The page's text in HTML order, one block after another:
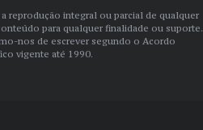
reprodução integral ou parcial de qualquer
para qualquer finalidade ou suporte.
nos de escrever segundo o Acordo
vigente até 1990.